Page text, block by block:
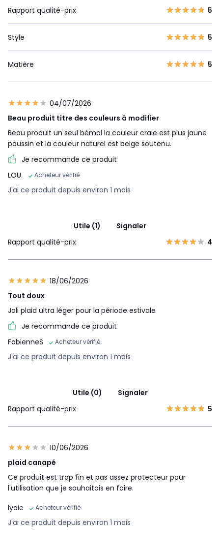
Rapport qualité-prix
5
Style 5
Matière 5
04/07/2026
Beau produit titre des couleurs à modifier
Beau produit un seul bémol la couleur craie est plus jaune
poussin et la couleur naturel est beige soutenu.
Je recommande ce produit
LOU.
Acheteur vérifié
J'ai ce produit depuis environ 1 mois
Utile (1)
Signaler
Rapport qualité-prix
4
18/06/2026
Tout doux
Joli plaid ultra léger pour la période estivale
Je recommande ce produit
FabienneS
Acheteur vérifié
J'ai ce produit depuis environ 1 mois
Utile (0)
Signaler
Rapport qualité-prix
5
10/06/2026
plaid canapé
Ce produit est trop fin et pas assez protecteur pour
l'utilisation que je souhaitais en faire.
lydie
Acheteur vérifié
J'ai ce produit depuis environ 1 mois